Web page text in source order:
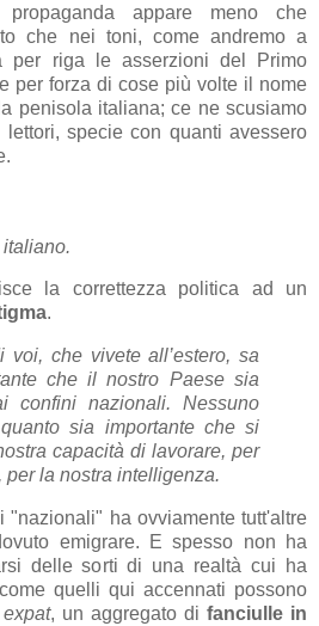
appare meno che
che nei toni, come andremo a
per riga le asserzioni del Primo
per forza di cose più volte il nome
penisola italiana; ce ne scusiamo
specie con quanti avessero
la correttezza politica ad un
.
voi, che vivete all’estero, sa
che il nostro Paese sia
confini nazionali. Nessuno
sia importante che si
capacità di lavorare, per
per la nostra intelligenza.
"nazionali" ha ovviamente tutt'altre
emigrare. E spesso non ha
delle sorti di una realtà cui ha
quelli qui accennati possono
expat, un aggregato di fanciulle in